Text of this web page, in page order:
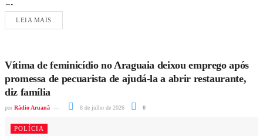
Câmara...
LEIA MAIS
Vítima de feminicídio no Araguaia deixou emprego após
promessa de pecuarista de ajudá-la a abrir restaurante,
diz família
por Rádio Aruanã 8 de julho de 2026 0
POLÍCIA